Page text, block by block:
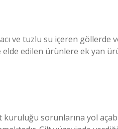
ve tuzlu su içeren göllerde
elde edilen ürünlere ek yan
kuruluğu sorunlarına yol